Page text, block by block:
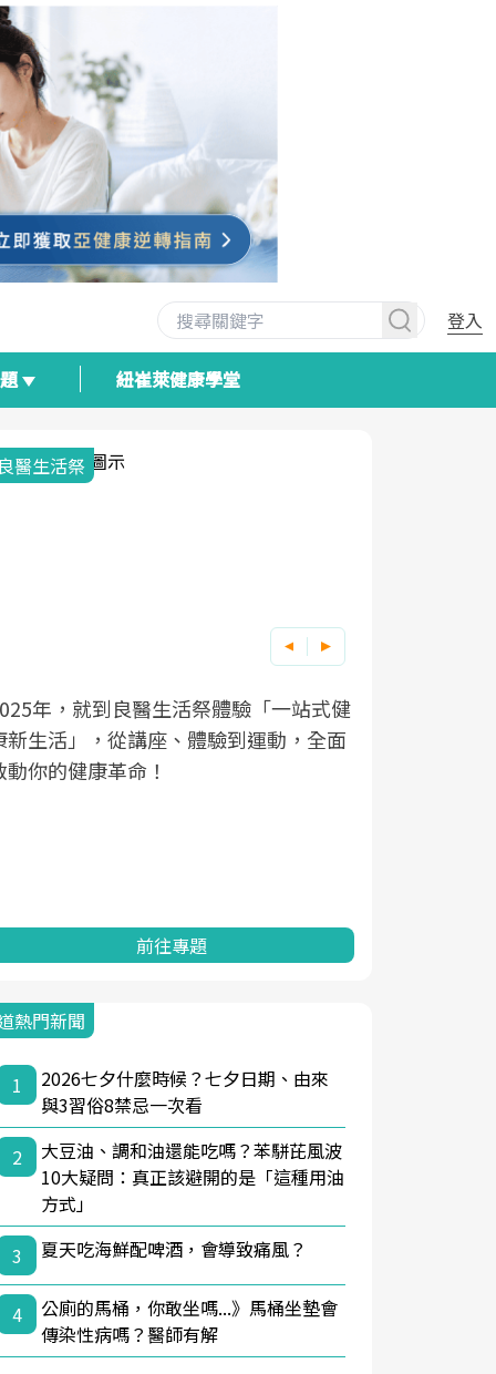
登入
紐崔萊健康學堂
與健康韌性的距離
醫健康網從「換季的身體變化」出發，
過醫學觀點與日常感受的對話，建立對
健康的認知，進而引導實際的改善行
前往專題
熱門新聞
1
2026七夕什麼時候？七夕日期、由來
與3習俗8禁忌一次看
2
大豆油、調和油還能吃嗎？苯駢芘風波
10大疑問：真正該避開的是「這種用油
方式」
3
夏天吃海鮮配啤酒，會導致痛風？
4
公廁的馬桶，你敢坐嗎...》馬桶坐墊會
傳染性病嗎？醫師有解